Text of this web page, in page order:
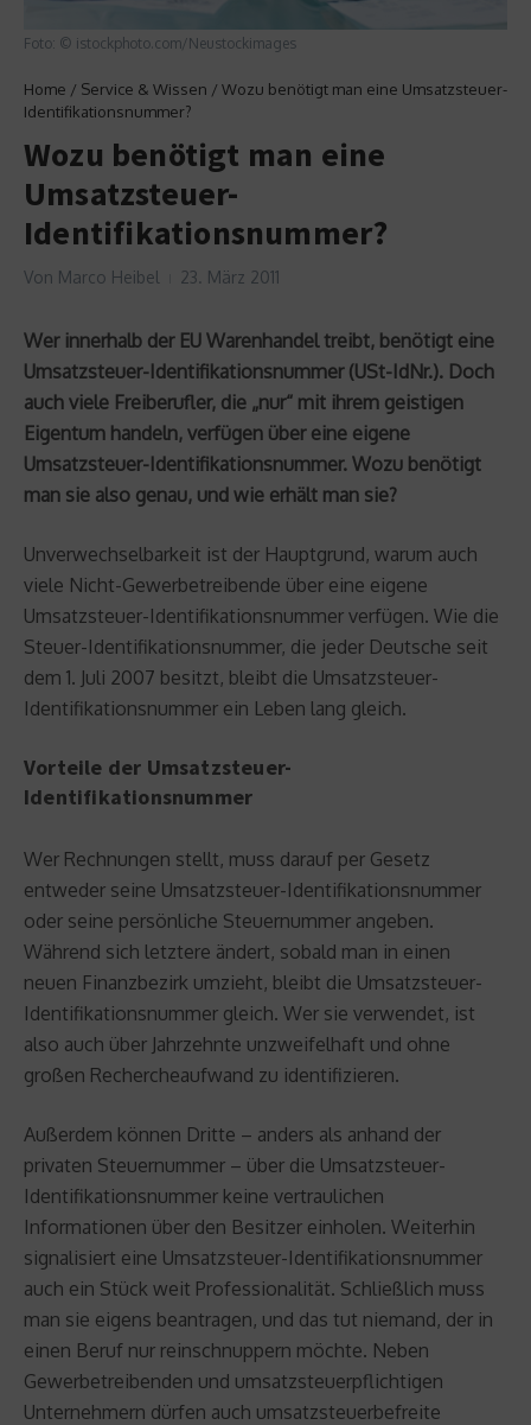
Foto: © istockphoto.com/Neustockimages
Home / Service & Wissen / Wozu benötigt man eine Umsatzsteuer-
Identifikationsnummer?
Wozu benötigt man eine
Umsatzsteuer-
Identifikationsnummer?
Von Marco Heibel 23. März 2011
Wer innerhalb der EU Warenhandel treibt, benötigt eine
Umsatzsteuer-Identifikationsnummer (USt-IdNr.). Doch
auch viele Freiberufler, die „nur“ mit ihrem geistigen
Eigentum handeln, verfügen über eine eigene
Umsatzsteuer-Identifikationsnummer. Wozu benötigt
man sie also genau, und wie erhält man sie?
Unverwechselbarkeit ist der Hauptgrund, warum auch
viele Nicht-Gewerbetreibende über eine eigene
Umsatzsteuer-Identifikationsnummer verfügen. Wie die
Steuer-Identifikationsnummer, die jeder Deutsche seit
dem 1. Juli 2007 besitzt, bleibt die Umsatzsteuer-
Identifikationsnummer ein Leben lang gleich.
Vorteile der Umsatzsteuer-
Identifikationsnummer
Wer Rechnungen stellt, muss darauf per Gesetz
entweder seine Umsatzsteuer-Identifikationsnummer
oder seine persönliche Steuernummer angeben.
Während sich letztere ändert, sobald man in einen
neuen Finanzbezirk umzieht, bleibt die Umsatzsteuer-
Identifikationsnummer gleich. Wer sie verwendet, ist
also auch über Jahrzehnte unzweifelhaft und ohne
großen Rechercheaufwand zu identifizieren.
Außerdem können Dritte – anders als anhand der
privaten Steuernummer – über die Umsatzsteuer-
Identifikationsnummer keine vertraulichen
Informationen über den Besitzer einholen. Weiterhin
signalisiert eine Umsatzsteuer-Identifikationsnummer
auch ein Stück weit Professionalität. Schließlich muss
man sie eigens beantragen, und das tut niemand, der in
einen Beruf nur reinschnuppern möchte. Neben
Gewerbetreibenden und umsatzsteuerpflichtigen
Unternehmern dürfen auch umsatzsteuerbefreite